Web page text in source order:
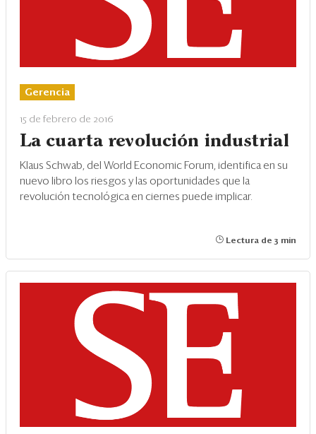
Gerencia
15 de febrero de 2016
La cuarta revolución industrial
Klaus Schwab, del World Economic Forum, identifica en su
nuevo libro los riesgos y las oportunidades que la
revolución tecnológica en ciernes puede implicar.
Lectura de 3 min